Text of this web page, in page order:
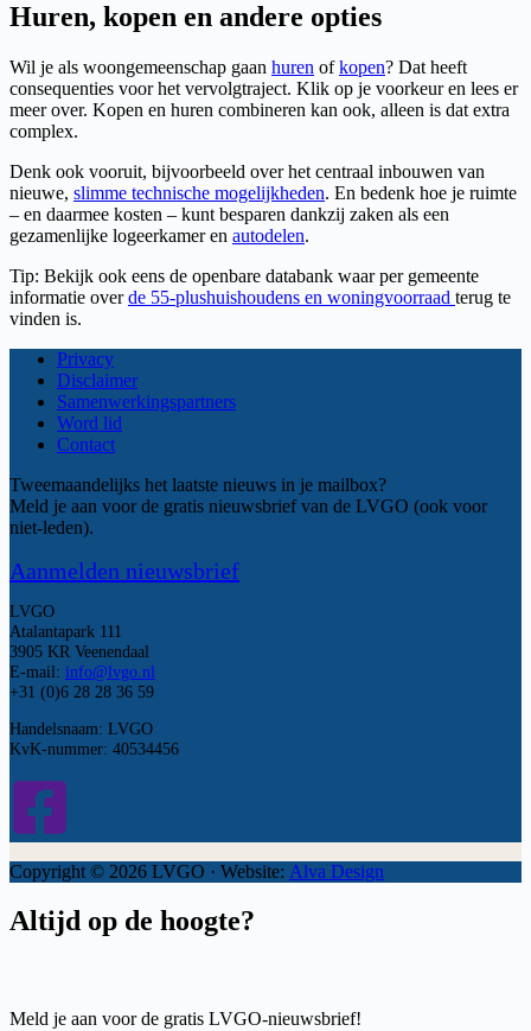
Huren, kopen en andere opties
Wil je als woongemeenschap gaan huren ofkopen? Dat heeft
consequenties voor het vervolgtraject. Klik op je voorkeur en lees er
meer over. Kopen en huren combineren kan ook, alleen is dat extra
complex.
Denk ook vooruit, bijvoorbeeld over het centraal inbouwen van
nieuwe, slimme technische mogelijkheden. En bedenk hoe je ruimte
– en daarmee kosten – kunt besparen dankzij zaken als een
gezamenlijke logeerkamer en autodelen.
Tip: Bekijk ook eens de openbare databank waar per gemeente
informatie overde 55-plushuishoudens en woningvoorraad terug te
vinden is.
Privacy
Disclaimer
Samenwerkingspartners
Word lid
Contact
Tweemaandelijks het laatste nieuws in je mailbox?
Meld je aan voor de gratis nieuwsbrief van de LVGO (ook voor
niet-leden).
Aanmelden nieuwsbrief
LVGO
Atalantapark 111
3905 KR Veenendaal
E-mail: info@lvgo.nl
+31 (0)6 28 28 36 59
Handelsnaam: LVGO
KvK-nummer: 40534456
Copyright © 2026 LVGO · Website: Alva Design
Altijd op de hoogte?
Meld je aan voor de gratis LVGO-nieuwsbrief!